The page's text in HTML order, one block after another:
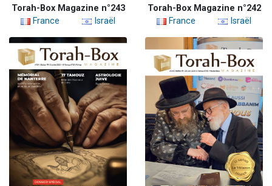
Torah-Box Magazine n°243
France
Israël
Torah-Box Magazine n°242
France
Israël